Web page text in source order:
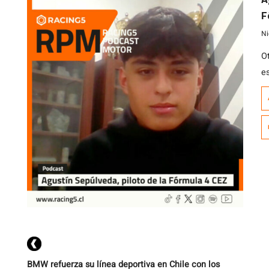
y
BMW refuerza su línea deportiva en Chile con los